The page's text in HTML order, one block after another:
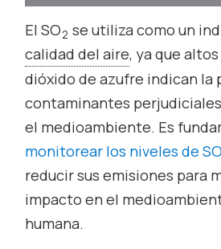
El SO2 se utiliza como un
calidad del aire, ya que
dióxido de azufre indican la
contaminantes
el medioambiente. Es
monitorear los niveles de SO
reducir sus emisiones para
impacto en el
humana.